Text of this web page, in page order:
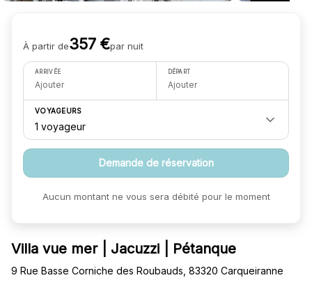
À partir de357 €par nuit
ARRIVÉE
Ajouter
DÉPART
Ajouter
VOYAGEURS
1 voyageur
Demande de réservation
Aucun montant ne vous sera débité pour le moment
Villa vue mer | Jacuzzi | Pétanque
9 Rue Basse Corniche des Roubauds, 83320 Carqueiranne